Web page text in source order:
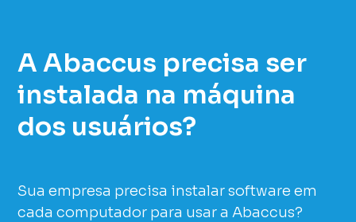
A Abaccus precisa ser
instalada na máquina
dos usuários?
Sua empresa precisa instalar software em
cada computador para usar a Abaccus?